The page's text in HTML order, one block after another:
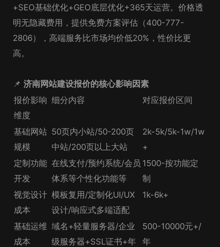
+SEO基础优化+GEO底层优化+365天运营。价格透
明无隐藏费用，提供免费方案评估（400-777-
2806），高端服务比市场均价低20%，性价比更
高。
📌济南网站建设报价的核心影响因素
报价影响
维度
细分内容 对应报价区间
基础网站
规模
50页内小站/50-200页
中站/200页以上大站
2k-5k/5k-1w/1w
+
定制功能
开发
在线支付/预约系统/会员
体系等个性化功能等
1500-按功能定
制
视觉设计
成本
模板复用/定制化UI/UX
设计/响应式多端适配
1k-6k+
基础运维
成本
域名+轻量服务器/企业
级服务器+SSL证书+年
500-10000元+/
年